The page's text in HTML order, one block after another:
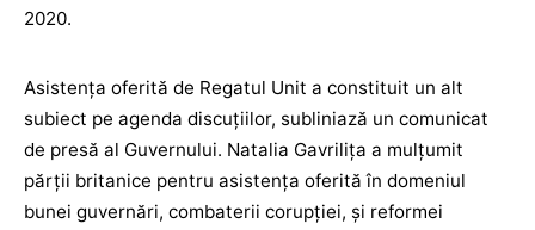
2020.
Asistența oferită de Regatul Unit a constituit un alt
subiect pe agenda discuțiilor, subliniază un comunicat
de presă al Guvernului. Natalia Gavrilița a mulțumit
părții britanice pentru asistența oferită în domeniul
bunei guvernări, combaterii corupției, și reformei